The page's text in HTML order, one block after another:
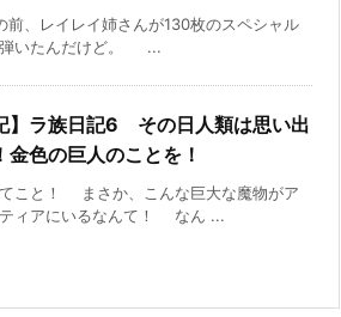
、レイレイ姉さんが130枚のスペシャル
いたんだけど。 ...
】ラ族日記6 その日人類は思い出
金色の巨人のことを！
こと！ まさか、こんな巨大な魔物がア
ィアにいるなんて！ なん ...